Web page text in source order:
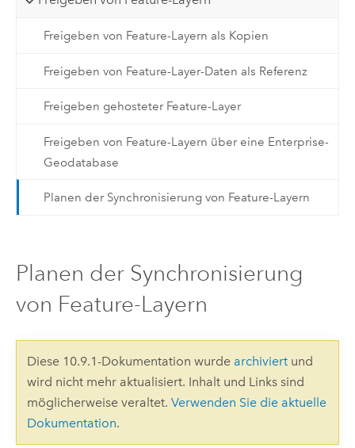
Freigeben von Feature-Layern als Kopien
Freigeben von Feature-Layer-Daten als Referenz
Freigeben gehosteter Feature-Layer
Freigeben von Feature-Layern über eine Enterprise-
Geodatabase
Planen der Synchronisierung von Feature-Layern
Planen der Synchronisierung
von Feature-Layern
Diese 10.9.1-Dokumentation wurde archiviertund
wird nicht mehr aktualisiert. Inhalt und Links sind
möglicherweise veraltet. Verwenden Sie die aktuelle
Dokumentation.